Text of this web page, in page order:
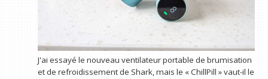
J'ai essayé le nouveau ventilateur portable de brumisation
et de refroidissement de Shark, mais le « ChillPill » vaut-il le